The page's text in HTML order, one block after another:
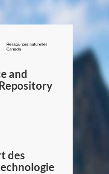
/
Canada
and
des